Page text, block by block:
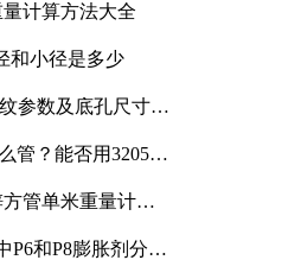
计算方法大全
和小径是多少
参数及底孔尺寸详
管？能否用3205或
方管单米重量计算
P6和P8膨胀剂分别